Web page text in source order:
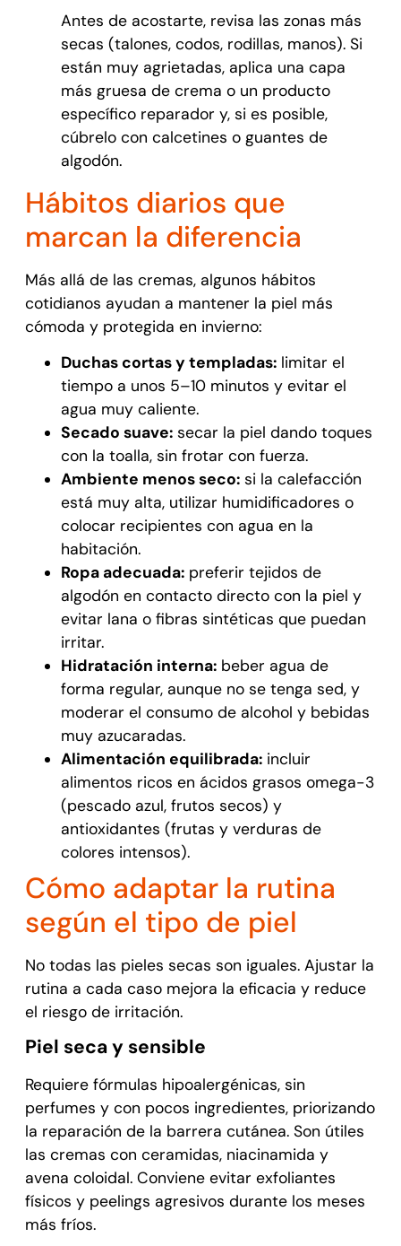
Antes de acostarte, revisa las zonas más
secas (talones, codos, rodillas, manos). Si
están muy agrietadas, aplica una capa
más gruesa de crema o un producto
específico reparador y, si es posible,
cúbrelo con calcetines o guantes de
algodón.
Hábitos diarios que
marcan la diferencia
Más allá de las cremas, algunos hábitos
cotidianos ayudan a mantener la piel más
cómoda y protegida en invierno:
Duchas cortas y templadas:limitar el
tiempo a unos 5–10 minutos y evitar el
agua muy caliente.
Secado suave:secar la piel dando toques
con la toalla, sin frotar con fuerza.
Ambiente menos seco:si la calefacción
está muy alta, utilizar humidificadores o
colocar recipientes con agua en la
habitación.
Ropa adecuada:preferir tejidos de
algodón en contacto directo con la piel y
evitar lana o fibras sintéticas que puedan
irritar.
Hidratación interna:beber agua de
forma regular, aunque no se tenga sed, y
moderar el consumo de alcohol y bebidas
muy azucaradas.
Alimentación equilibrada:incluir
alimentos ricos en ácidos grasos omega-3
(pescado azul, frutos secos) y
antioxidantes (frutas y verduras de
colores intensos).
Cómo adaptar la rutina
según el tipo de piel
No todas las pieles secas son iguales. Ajustar la
rutina a cada caso mejora la eficacia y reduce
el riesgo de irritación.
Piel seca y sensible
Requiere fórmulas hipoalergénicas, sin
perfumes y con pocos ingredientes, priorizando
la reparación de la barrera cutánea. Son útiles
las cremas con ceramidas, niacinamida y
avena coloidal. Conviene evitar exfoliantes
físicos y peelings agresivos durante los meses
más fríos.